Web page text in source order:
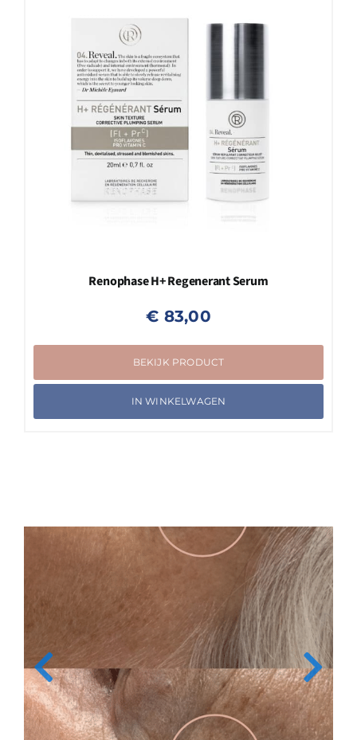
Renophase H+ Regenerant Serum
€ 83,00
BEKIJK PRODUCT
IN WINKELWAGEN